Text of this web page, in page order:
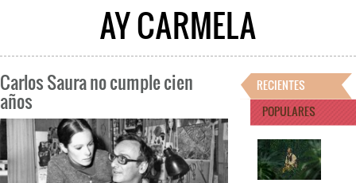
AY CARMELA
Carlos Saura no cumple cien
años
RECIENTES
POPULARES